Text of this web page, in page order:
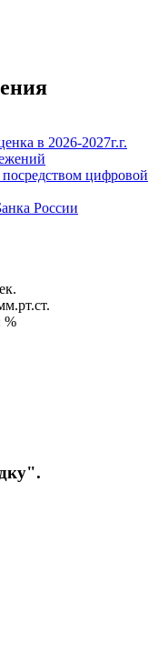
в 2026-2027г.г.
цифровой
России
%